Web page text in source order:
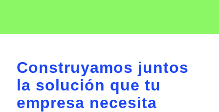
Construyamos juntos
la solución que tu
empresa necesita